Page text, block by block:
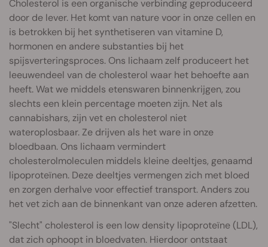
Cholesterol is een organische verbinding geproduceerd
door de lever. Het komt van nature voor in onze cellen en
is betrokken bij het synthetiseren van vitamine D,
hormonen en andere substanties bij het
spijsverteringsproces. Ons lichaam zelf produceert het
leeuwendeel van de cholesterol waar het behoefte aan
heeft. Wat we middels etenswaren binnenkrijgen, zou
slechts een klein percentage moeten zijn. Net als
cannabishars, zijn vet en cholesterol niet
wateroplosbaar. Ze drijven als het ware in onze
bloedbaan. Ons lichaam vermindert
cholesterolmoleculen middels kleine deeltjes, genaamd
lipoproteïnen. Deze deeltjes vermengen zich met bloed
en zorgen derhalve voor effectief transport. Anders zou
het vet zich aan de binnenkant van onze aderen afzetten.
"Slecht" cholesterol is een low density lipoproteïne (LDL),
dat zich ophoopt in bloedvaten. Hierdoor ontstaat